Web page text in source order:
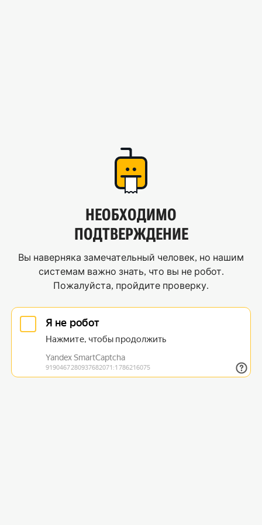
НЕОБХОДИМО
ПОДТВЕРЖДЕНИЕ
Вы наверняка замечательный человек, но нашим
системам важно знать, что вы не робот.
Пожалуйста, пройдите проверку.